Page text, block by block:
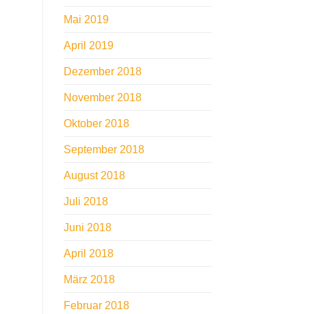
Mai 2019
April 2019
Dezember 2018
November 2018
Oktober 2018
September 2018
August 2018
Juli 2018
Juni 2018
April 2018
März 2018
Februar 2018